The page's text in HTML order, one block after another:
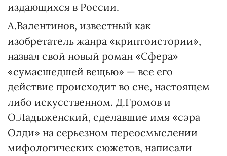
издающихся в России.
А.Валентинов, известный как
изобретатель жанра «криптоистории»,
назвал свой новый роман «Сфера»
«сумасшедшей вещью» — все его
действие происходит во сне, настоящем
либо искусственном. Д.Громов и
О.Ладыженский, сделавшие имя «сэра
Олди» на серьезном переосмыслении
мифологических сюжетов, написали